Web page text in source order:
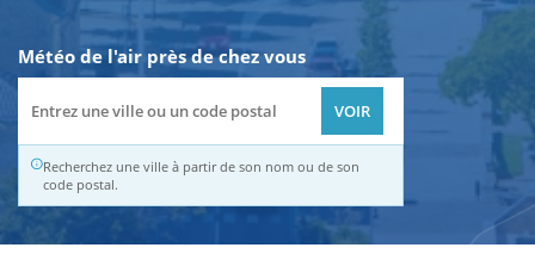
Météo de l'air près de chez vous
Recherchez une ville à partir de son nom ou de son
code postal.